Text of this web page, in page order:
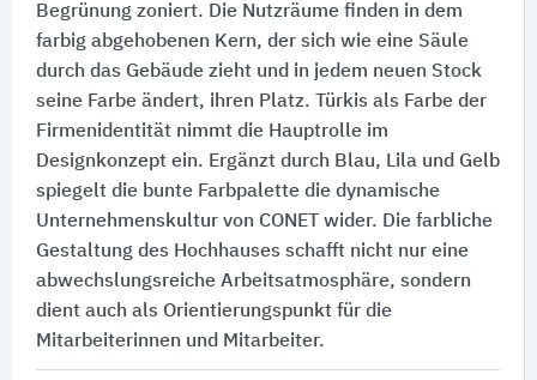
Begrünung zoniert. Die Nutzräume finden in dem
farbig abgehobenen Kern, der sich wie eine Säule
durch das Gebäude zieht und in jedem neuen Stock
seine Farbe ändert, ihren Platz. Türkis als Farbe der
Firmenidentität nimmt die Hauptrolle im
Designkonzept ein. Ergänzt durch Blau, Lila und Gelb
spiegelt die bunte Farbpalette die dynamische
Unternehmenskultur von CONET wider. Die farbliche
Gestaltung des Hochhauses schafft nicht nur eine
abwechslungsreiche Arbeitsatmosphäre, sondern
dient auch als Orientierungspunkt für die
Mitarbeiterinnen und Mitarbeiter.